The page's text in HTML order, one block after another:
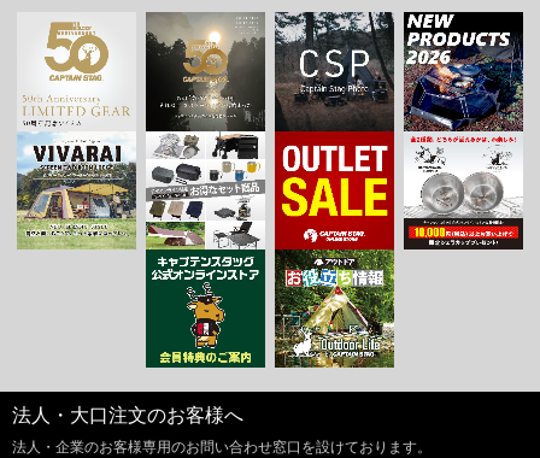
法人・大口注文のお客様へ
法人・企業のお客様専用のお問い合わせ窓口を設けております。